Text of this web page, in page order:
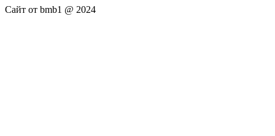
Сайт от bmb1 @ 2024